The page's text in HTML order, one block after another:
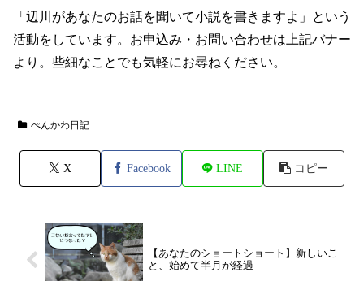
「辺川があなたのお話を聞いて小説を書きますよ」という
活動をしています。お申込み・お問い合わせは上記バナー
より。些細なことでも気軽にお尋ねください。
ぺんかわ日記
X Facebook LINE コピー
【あなたのショートショート】新しいこ
と、始めて半月が経過